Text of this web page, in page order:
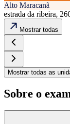
Alto Maracanã
estrada da ribeira,
Mostrar todas
Mostrar todas as
Sobre o